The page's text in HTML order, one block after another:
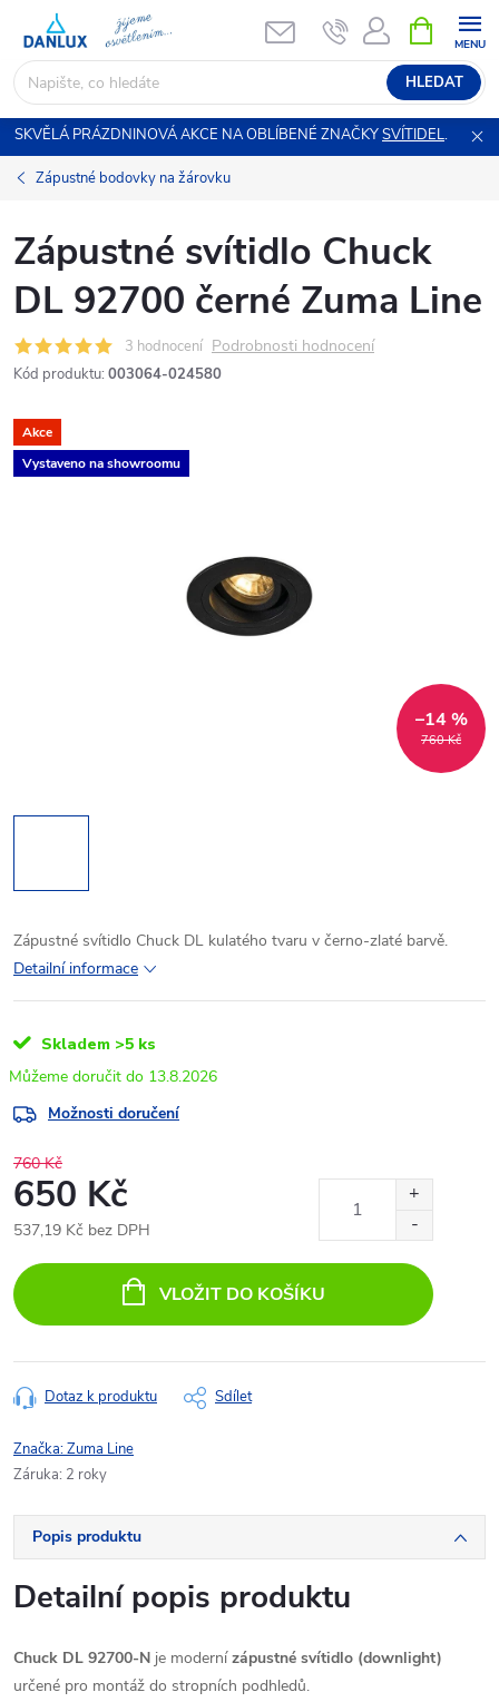
obsah
HLEDAT
NÁKUPNÍ
KOŠÍK
SKVĚLÁ PRÁZDNINOVÁ AKCE NA OBLÍBENÉ ZNAČKYSVÍTIDEL.
Zápustné bodovky na žárovku
Zápustné svítidlo Chuck
DL 92700 černé Zuma Line
3 hodnocení Podrobnosti hodnocení
Kód produktu: 003064-024580
Akce
Vystaveno na showroomu
760 Kč
–14 %
Zápustné svítidlo Chuck DL kulatého tvaru v černo-zlaté barvě.
Detailní informace
Skladem >5 ks
13.8.2026
Možnosti doručení
760 Kč
650 Kč
537,19 Kč bez DPH
cena:
VLOŽIT DO KOŠÍKU
Dotaz k produktu Sdílet
Značka:Zuma Line
Záruka: 2 roky
Popis produktu
Detailní popis produktu
Chuck DL 92700-N je modernízápustné svítidlo (downlight)
určené pro montáž do stropních podhledů.